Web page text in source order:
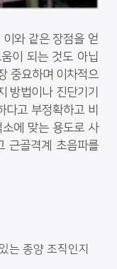
와 같은 장점을 얻
이 되는 것도 아닙
중요하며 이차적으
방법이나 진단기기
고 부정확하고 비
에 맞는 용도로 사
근골격계 초음파를
는 종양 조직인지